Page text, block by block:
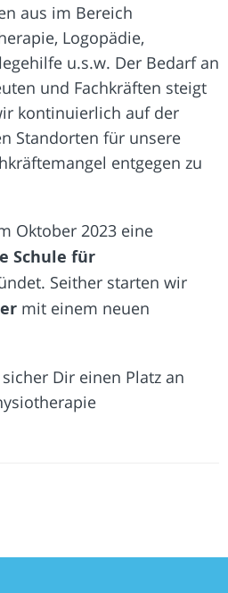
aus im Bereich
Logopädie,
u.s.w. Der Bedarf an
und Fachkräften steigt
kontinuierlich auf der
Standorten für unsere
entgegen zu
Oktober 2023 eine
Schule für
Seither starten wir
mit einem neuen
Dir einen Platz an